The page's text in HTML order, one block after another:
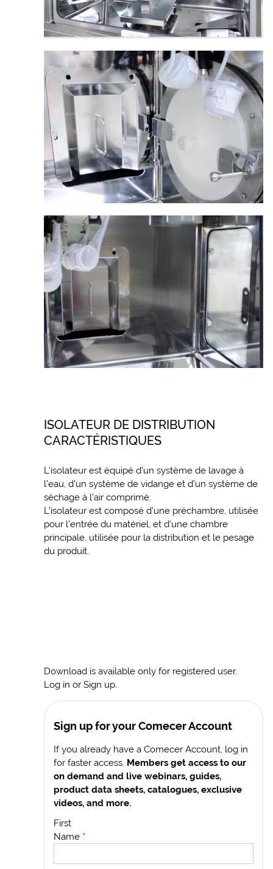
ISOLATEUR DE DISTRIBUTION
CARACTÉRISTIQUES
L’isolateur est équipé d’un système de lavage à
l’eau, d’un système de vidange et d’un système de
séchage à l’air comprimé.
L’isolateur est composé d’une préchambre, utilisée
pour l’entrée du matériel, et d’une chambre
principale, utilisée pour la distribution et le pesage
du produit.
Download is available only for registered user.
Log in or Sign up.
Sign up for your Comecer Account
If you already have a Comecer Account, log in
for faster access. Members get access to our
on demand and live webinars, guides,
product data sheets, catalogues, exclusive
videos, and more.
First
Name *